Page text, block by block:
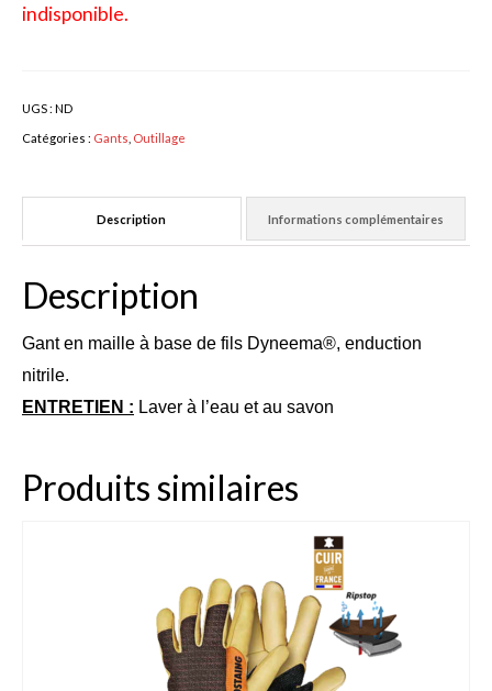
Callas – arum
Dahlia Cactus 100 cm
Dahlia Décoratif 70 – 100 cm
Dahlia Feuillage Foncé 80 cm
Dahlia Pompon / ball 70 – 80 cm
Dahlia Nain 50 cm
Dahlia Topmix 35 – 50 cm
Capucine
Oeillet d’inde
indisponible.
UGS : ND
Catégories : Gants Outillage
Description Informations complémentaires
Description
Gant en maille à base de fils Dyneema®, enduction
nitrile.
ENTRETIEN : Laver à l’eau et au savon
Produits similaires